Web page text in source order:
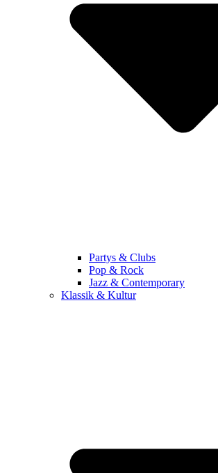
Partys & Clubs
Pop & Rock
Jazz & Contemporary
Klassik & Kultur